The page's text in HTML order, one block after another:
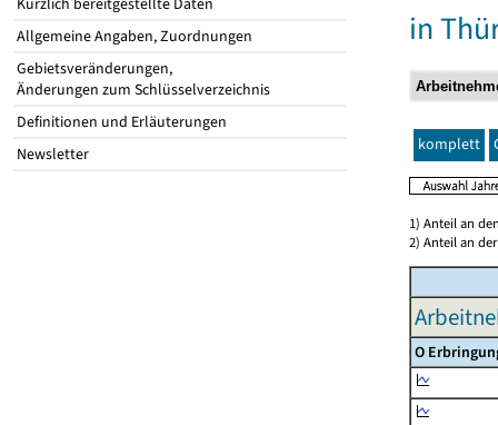
Allgemeine Angaben, Zuordnungen
Gebietsveränderungen,
Änderungen zum Schlüsselverzeichnis
Definitionen und Erläuterungen
Newsletter
in
komplett
1) Anteil an
2) Anteil an
O